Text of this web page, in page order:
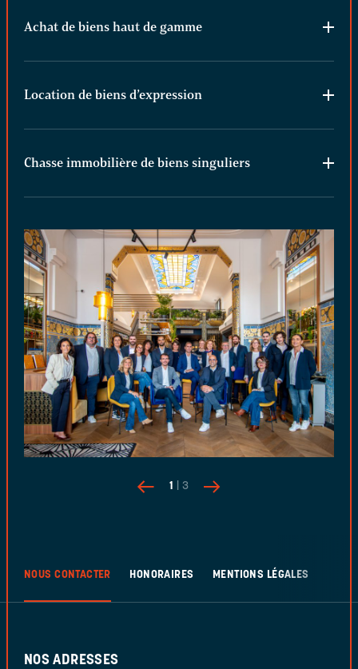
Achat de biens haut de gamme
Location de biens d’expression
Chasse immobilière de biens singuliers
1 | 3
NOUS CONTACTER HONORAIRES MENTIONS LÉGALES
NOS ADRESSES